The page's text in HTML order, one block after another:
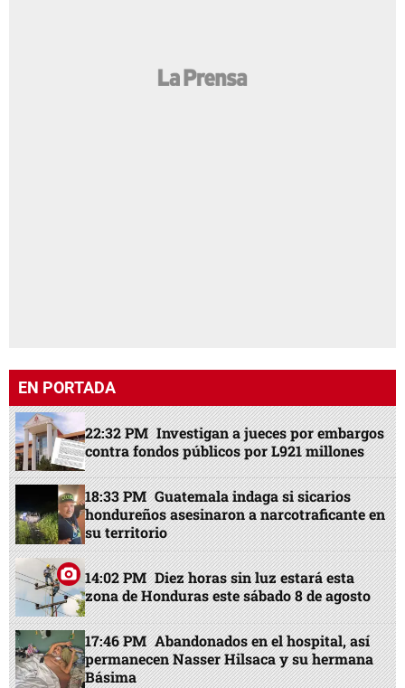
EN PORTADA
22:32 PM Investigan a jueces por embargos
contra fondos públicos por L921 millones
18:33 PM Guatemala indaga si sicarios
hondureños asesinaron a narcotraficante en
su territorio
14:02 PM Diez horas sin luz estará esta
zona de Honduras este sábado 8 de agosto
17:46 PM Abandonados en el hospital, así
permanecen Nasser Hilsaca y su hermana
Básima